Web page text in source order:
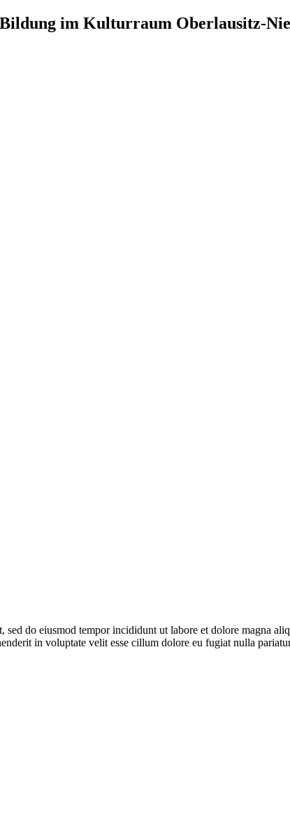
im Kulturraum Oberlausitz-
sed do eiusmod tempor incididunt ut labore et dolore magna
in voluptate velit esse cillum dolore eu fugiat nulla